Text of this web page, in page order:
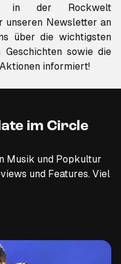
in der Rockwelt
unseren Newsletter an
über die wichtigsten
Geschichten sowie die
informiert!
im Circle
Musik und Popkultur
und Features. Viel